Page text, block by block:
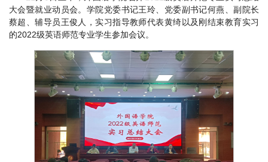
大会暨就业动员会。学院党委书记王玲、党委副书记何燕、副院长
蔡超、辅导员王俊人，实习指导教师代表黄绮以及刚结束教育实习
的2022级英语师范专业学生参加会议。